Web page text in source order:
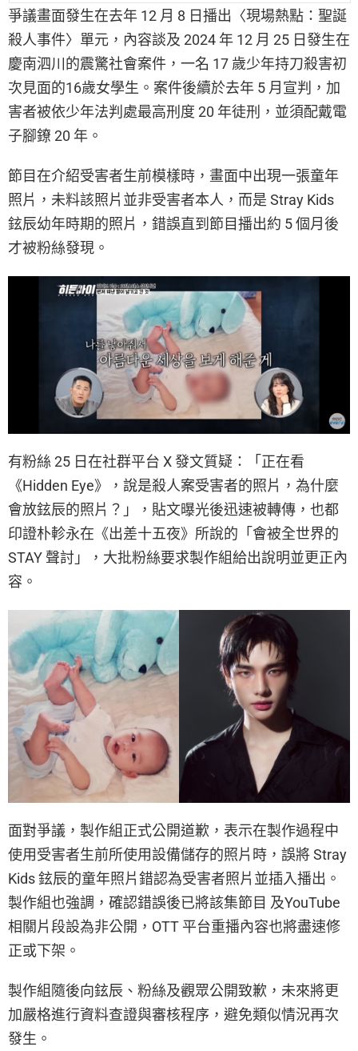
爭議畫面發生在去年 12 月 8 日播出〈現場熱點：聖誕
殺人事件〉單元，內容談及 2024 年 12 月 25 日發生在
慶南泗川的震驚社會案件，一名 17 歲少年持刀殺害初
次見面的16歲女學生。案件後續於去年 5 月宣判，加
害者被依少年法判處最高刑度 20 年徒刑，並須配戴電
子腳鐐 20 年。
節目在介紹受害者生前模樣時，畫面中出現一張童年
照片，未料該照片並非受害者本人，而是 Stray Kids
鉉辰幼年時期的照片，錯誤直到節目播出約 5 個月後
才被粉絲發現。
有粉絲 25 日在社群平台 X 發文質疑：「正在看
《Hidden Eye》，說是殺人案受害者的照片，為什麼
會放鉉辰的照片？」，貼文曝光後迅速被轉傳，也都
印證朴軫永在《出差十五夜》所說的「會被全世界的
STAY 聲討」，大批粉絲要求製作組給出說明並更正內
容。
面對爭議，製作組正式公開道歉，表示在製作過程中
使用受害者生前所使用設備儲存的照片時，誤將 Stray
Kids 鉉辰的童年照片錯認為受害者照片並插入播出。
製作組也強調，確認錯誤後已將該集節目 及YouTube
相關片段設為非公開，OTT 平台重播內容也將盡速修
正或下架。
製作組隨後向鉉辰、粉絲及觀眾公開致歉，未來將更
加嚴格進行資料查證與審核程序，避免類似情況再次
發生。